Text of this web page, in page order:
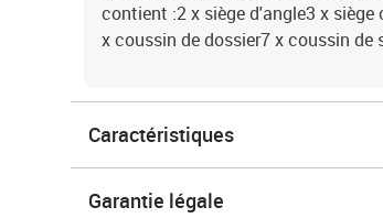
contient :2 x siège d'angle3 x
x coussin de dossier7 x coussin
Caractéristiques
Garantie légale